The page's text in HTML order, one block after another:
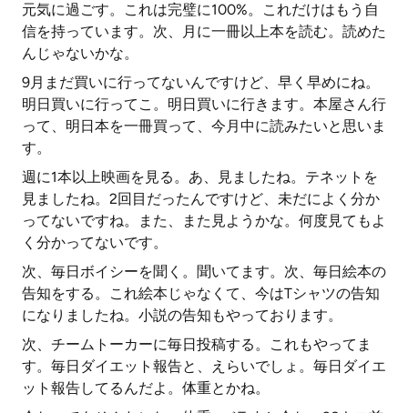
元気に過ごす。これは完璧に100%。これだけはもう自
信を持っています。次、月に一冊以上本を読む。読めた
んじゃないかな。
9月まだ買いに行ってないんですけど、早く早めにね。
明日買いに行ってこ。明日買いに行きます。本屋さん行
って、明日本を一冊買って、今月中に読みたいと思いま
す。
週に1本以上映画を見る。あ、見ましたね。テネットを
見ましたね。2回目だったんですけど、未だによく分か
ってないですね。また、また見ようかな。何度見てもよ
く分かってないです。
次、毎日ボイシーを聞く。聞いてます。次、毎日絵本の
告知をする。これ絵本じゃなくて、今はTシャツの告知
になりましたね。小説の告知もやっております。
次、チームトーカーに毎日投稿する。これもやってま
す。毎日ダイエット報告と、えらいでしょ。毎日ダイエ
ット報告してるんだよ。体重とかね。